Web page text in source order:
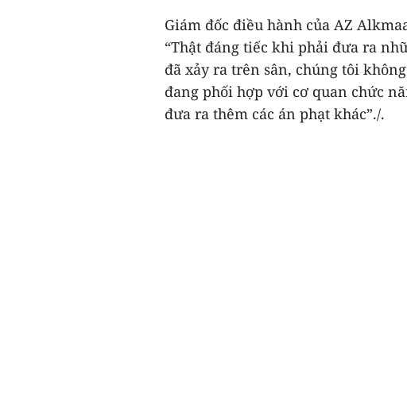
Giám đốc điều hành của AZ
“Thật đáng tiếc khi phải đưa ra
đã xảy ra trên sân, chúng tôi
đang phối hợp với cơ quan chức
đưa ra thêm các án phạt khác”./.